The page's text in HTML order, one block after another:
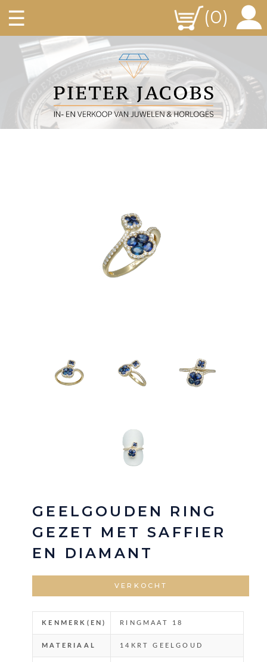
☰ (0)
GEELGOUDEN RING
GEZET MET SAFFIER
EN DIAMANT
VERKOCHT
KENMERK(EN) RINGMAAT 18
MATERIAAL 14KRT GEELGOUD